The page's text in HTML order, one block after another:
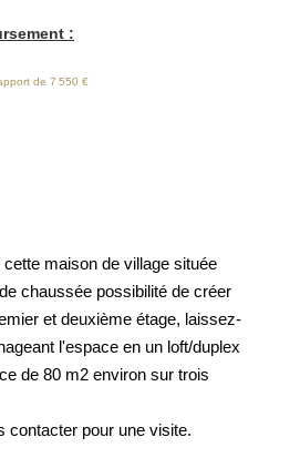
LOCATAIRES /
SOCIAUX
CONFIDENTIALITÉ
DES COOKIES
:
de 7 550 €
maison de village située
chaussée possibilité de créer
et deuxième étage, laissez-
l'espace en un loft/duplex
de 80 m2 environ sur trois
contacter pour une visite.